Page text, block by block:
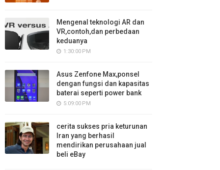
Mengenal teknologi AR dan
VR,contoh,dan perbedaan
keduanya
1:30:00 PM
Asus Zenfone Max,ponsel
dengan fungsi dan kapasitas
baterai seperti power bank
5:09:00 PM
cerita sukses pria keturunan
Iran yang berhasil
mendirikan perusahaan jual
beli eBay